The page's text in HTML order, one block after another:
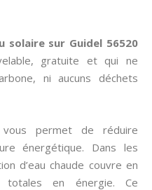
solaire sur Guidel 56520
gratuite et qui ne
ni aucuns déchets
permet de réduire
énergétique. Dans les
d’eau chaude couvre en
en énergie. Ce